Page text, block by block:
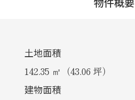
土地面積
142.35 ㎡（43.06 坪）
建物面積